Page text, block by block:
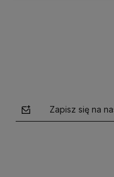
Zapisz się na